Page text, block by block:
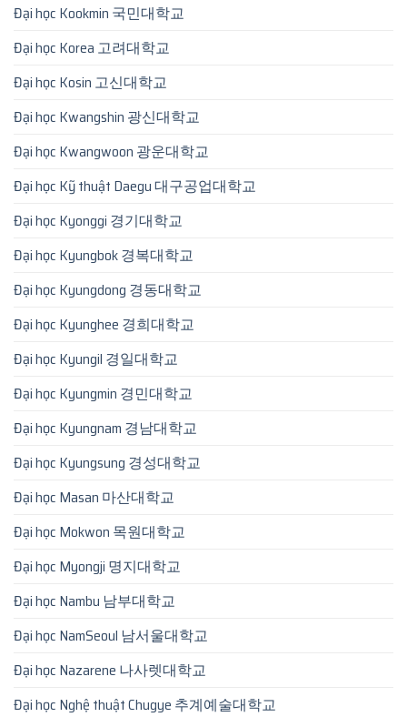
Đại học Kookmin 국민대학교
Đại học Korea 고려대학교
Đại học Kosin 고신대학교
Đại học Kwangshin 광신대학교
Đại học Kwangwoon 광운대학교
Đại học Kỹ thuật Daegu 대구공업대학교
Đại học Kyonggi 경기대학교
Đại học Kyungbok 경복대학교
Đại học Kyungdong 경동대학교
Đại học Kyunghee 경희대학교
Đại học Kyungil 경일대학교
Đại học Kyungmin 경민대학교
Đại học Kyungnam 경남대학교
Đại học Kyungsung 경성대학교
Đại học Masan 마산대학교
Đại học Mokwon 목원대학교
Đại học Myongji 명지대학교
Đại học Nambu 남부대학교
Đại học NamSeoul 남서울대학교
Đại học Nazarene 나사렛대학교
Đại học Nghệ thuật Chugye 추계예술대학교